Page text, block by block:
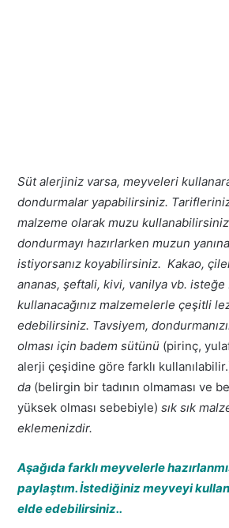
Süt alerjiniz varsa, meyveleri
dondurmalar yapabilirsiniz.
malzeme olarak muzu
dondurmayı hazırlarken muzun
istiyorsanız koyabilirsiniz. Kakao,
ananas, şeftali, kivi, vanilya vb. isteğe
kullanacağınız malzemelerle çeşitli
edebilirsiniz. Tavsiyem,
olması için badem sütünü (pirinç,
alerji çeşidine göre farklı
da (belirgin bir tadının olmaması ve
yüksek olması sebebiyle) sık sık
eklemenizdir.
Aşağıda farklı meyvelerle
paylaştım. İstediğiniz meyveyi
elde edebilirsiniz..